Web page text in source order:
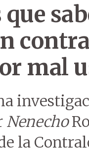
que
mal
Nenecho
la